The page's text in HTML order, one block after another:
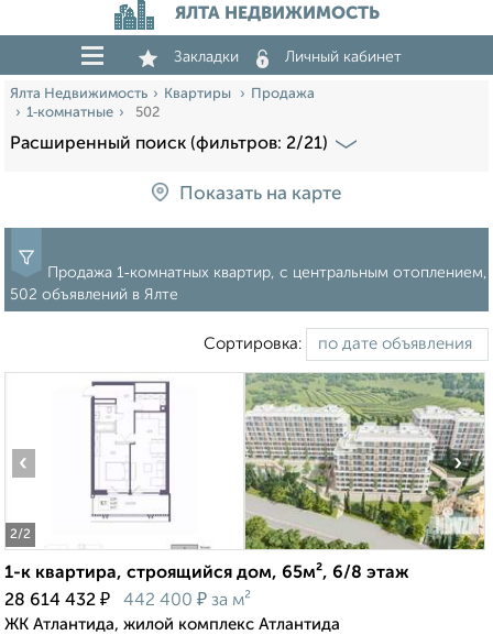
ЯЛТА НЕДВИЖИМОСТЬ
Закладки Личный кабинет
Ялта Недвижимость Квартиры
Продажа
1‑комнатные
502
Расширенный поиск (фильтров: 2/21)
Показать на карте
Продажа 1‑комнатных квартир, с центральным отоплением,
502 объявлений в Ялте
Сортировка:
2/2
‹ ›
1-к квартира, строящийся дом, 65м², 6/8 этаж
28 614 432 ₽ 442 400 ₽ за м²
ЖК Атлантида, жилой комплекс Атлантида